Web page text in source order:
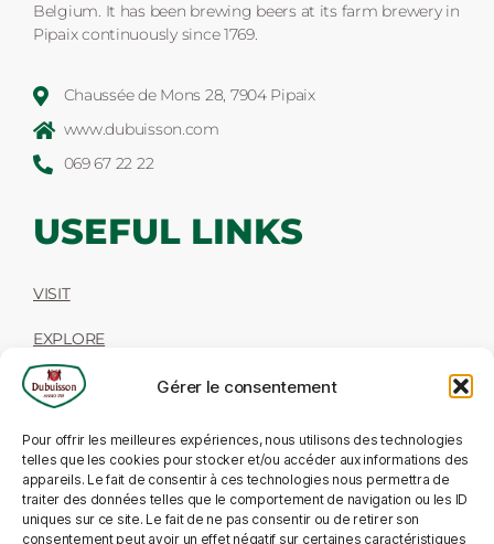
Gérer le consentement
Pour offrir les meilleures expériences, nous utilisons des technologies
telles que les cookies pour stocker et/ou accéder aux informations des
appareils. Le fait de consentir à ces technologies nous permettra de
traiter des données telles que le comportement de navigation ou les ID
uniques sur ce site. Le fait de ne pas consentir ou de retirer son
consentement peut avoir un effet négatif sur certaines caractéristiques
Belgium. It has been brewing beers at its farm brewery in
Pipaix continuously since 1769.
Chaussée de Mons 28, 7904 Pipaix
www.dubuisson.com
069 67 22 22
USEFUL LINKS
VISIT
EXPLORE
TASTE
2024-Seminar rooms – Work Dubuisson